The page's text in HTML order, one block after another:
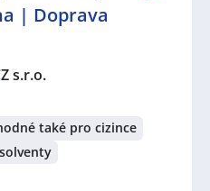
| Doprava
s.r.o.
také pro cizince